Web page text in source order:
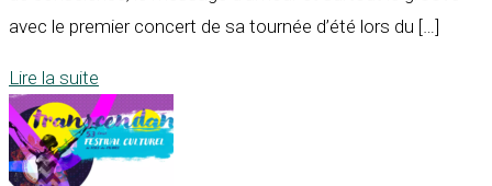
avec le premier concert de sa tournée d’été lors du […]
Lire la suite